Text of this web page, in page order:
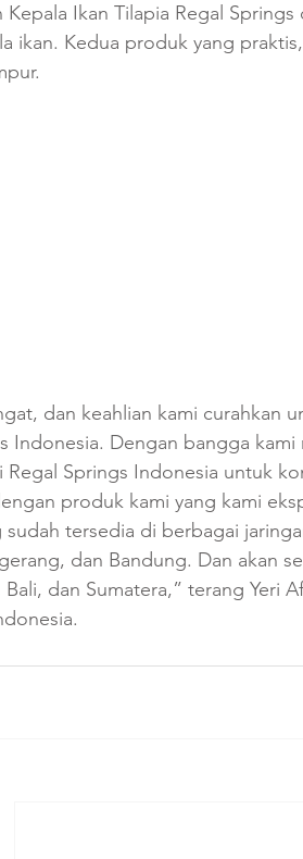
Ikan Tilapia Regal Springs
ikan. Kedua produk yang
dan keahlian kami curahkan
Indonesia. Dengan bangga
Regal Springs Indonesia untuk
produk kami yang kami
tersedia di berbagai
dan Bandung. Dan akan
dan Sumatera,” terang Yeri